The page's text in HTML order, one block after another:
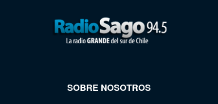
SOBRE NOSOTROS